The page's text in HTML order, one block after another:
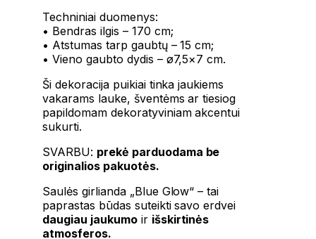
Techniniai duomenys:
• Bendras ilgis – 170 cm;
• Atstumas tarp gaubtų – 15 cm;
• Vieno gaubto dydis – ø7,5×7 cm.
Ši dekoracija puikiai tinka jaukiems
vakarams lauke, šventėms ar tiesiog
papildomam dekoratyviniam akcentui
sukurti.
SVARBU: prekė parduodama be
originalios pakuotės.
Saulės girlianda „Blue Glow“ – tai
paprastas būdas suteikti savo erdvei
daugiau jaukumoir išskirtinės
atmosferos.